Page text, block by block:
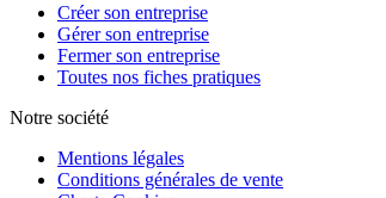
Créer son entreprise
Gérer son entreprise
Fermer son entreprise
Toutes nos fiches pratiques
Notre société
Mentions légales
Conditions générales de vente